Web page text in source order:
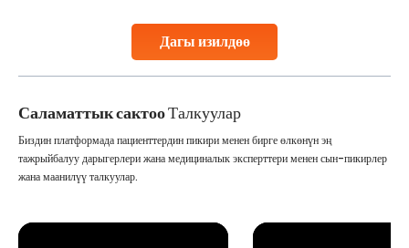
Дагы изилдөө
Studies, such as one published
Саламаттык сактооТалкуулар
Биздин платформада пациенттердин пикири менен бирге өлкөнүн эң
тажрыйбалуу дарыгерлери жана медициналык эксперттери менен сын-пикирлер
жана маанилүү талкуулар.